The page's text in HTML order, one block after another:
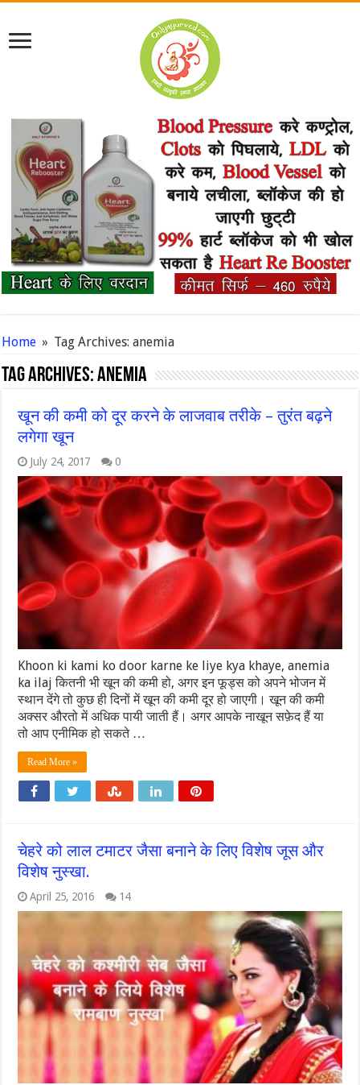
Home » Tag Archives: anemia
Tag Archives:anemia
खून की कमी को दूर करने के लाजवाब तरीके – तुरंत बढ़ने
लगेगा खून
July 24, 2017 0
Khoon ki kami ko door karne ke liye kya khaye, anemia
ka ilaj कितनी भी खून की कमी हो, अगर इन फूड्स को अपने भोजन में
स्थान देंगे तो कुछ ही दिनों में खून की कमी दूर हो जाएगी। खून की कमी
अक्सर औरतो में अधिक पायी जाती हैं। अगर आपके नाखून सफ़ेद हैं या
तो आप एनीमिक हो सकते …
Read More »
चेहरे को लाल टमाटर जैसा बनाने के लिए विशेष जूस और
विशेष नुस्खा.
April 25, 2016 14